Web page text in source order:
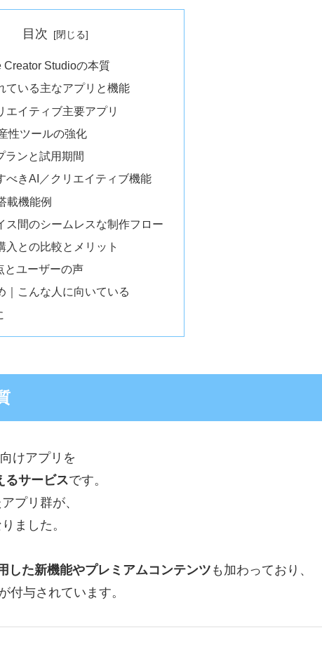
目次
Creator Studioの本質
ている主なアプリと機能
エイティブ主要アプリ
性ツールの強化
ランと試用期間
べきAI／クリエイティブ機能
載機能例
ス間のシームレスな制作フロー
入との比較とメリット
とユーザーの声
｜こんな人に向いている
けアプリを
るサービスです。
プリ群が、
ました。
た新機能やプレミアムコンテンツ も加わっており、
付与されています。